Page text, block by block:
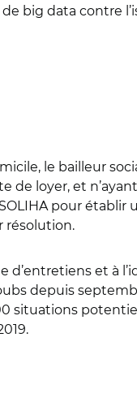
big data contre
le bailleur
de loyer, et
pour établir
résolution.
d’entretiens et à
depuis
situations